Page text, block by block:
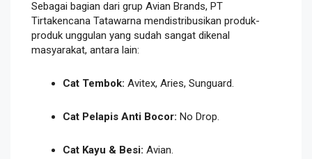
Sebagai bagian dari grup Avian Brands, PT
Tirtakencana Tatawarna mendistribusikan produk-
produk unggulan yang sudah sangat dikenal
masyarakat, antara lain:
Cat Tembok: Avitex, Aries, Sunguard.
Cat Pelapis Anti Bocor: No Drop.
Cat Kayu & Besi: Avian.